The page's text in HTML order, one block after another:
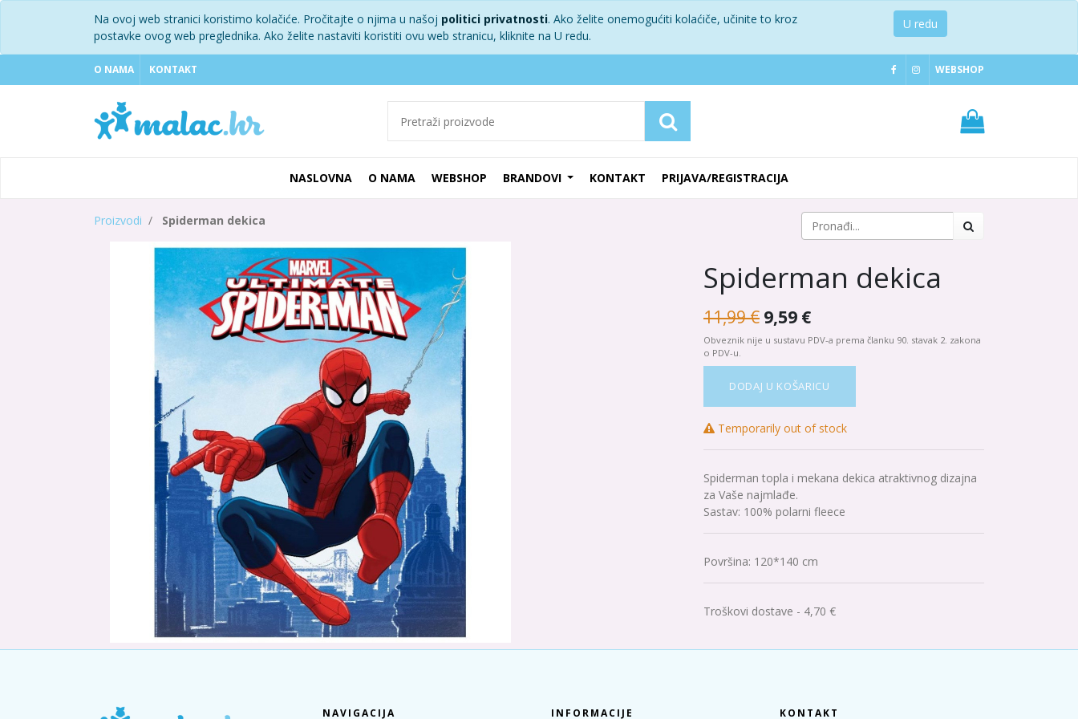
Na ovoj web stranici koristimo kolačiće. Pročitajte o njima u našoj politici privatnosti. Ako želite onemogućiti kolaćiče, učinite to kroz
postavke ovog web preglednika. Ako želite nastaviti koristiti ovu web stranicu, kliknite na U redu.
U redu
O NAMA KONTAKT WEBSHOP
NASLOVNA O NAMA WEBSHOP BRANDOVI KONTAKT PRIJAVA/REGISTRACIJA
Proizvodi Spiderman dekica
Spiderman dekica
11,99€ 9,59 €
Obveznik nije u sustavu PDV-a prema članku 90. stavak 2. zakona
o PDV-u.
DODAJ U KOŠARICU
Temporarily out of stock
Spiderman topla i mekana dekica atraktivnog dizajna
za Vaše najmlađe.
Sastav: 100% polarni fleece
Površina: 120*140 cm
Troškovi dostave - 4,70 €
NAVIGACIJA INFORMACIJE KONTAKT